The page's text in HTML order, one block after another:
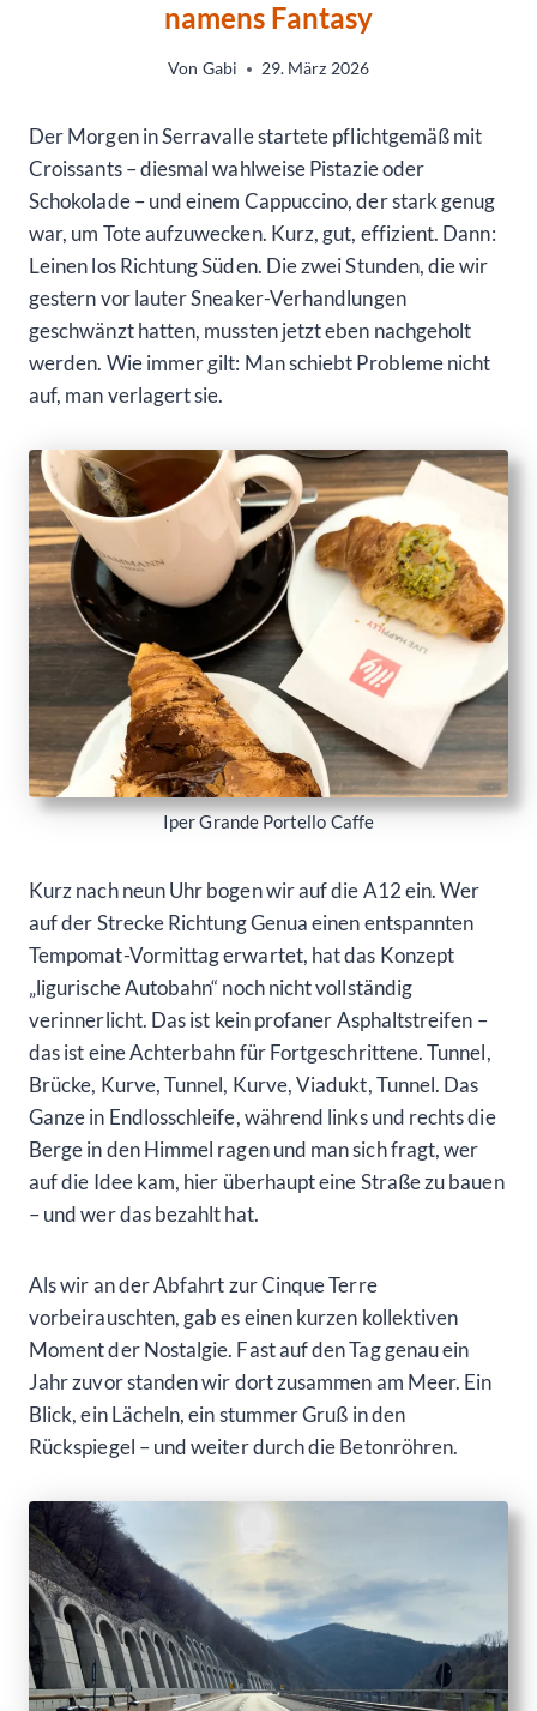
namens Fantasy
Von Gabi 29. März 2026
Der Morgen in Serravalle startete pflichtgemäß mit
Croissants – diesmal wahlweise Pistazie oder
Schokolade – und einem Cappuccino, der stark genug
war, um Tote aufzuwecken. Kurz, gut, effizient. Dann:
Leinen los Richtung Süden. Die zwei Stunden, die wir
gestern vor lauter Sneaker-Verhandlungen
geschwänzt hatten, mussten jetzt eben nachgeholt
werden. Wie immer gilt: Man schiebt Probleme nicht
auf, man verlagert sie.
Iper Grande Portello Caffe
Kurz nach neun Uhr bogen wir auf die A12 ein. Wer
auf der Strecke Richtung Genua einen entspannten
Tempomat-Vormittag erwartet, hat das Konzept
„ligurische Autobahn“ noch nicht vollständig
verinnerlicht. Das ist kein profaner Asphaltstreifen –
das ist eine Achterbahn für Fortgeschrittene. Tunnel,
Brücke, Kurve, Tunnel, Kurve, Viadukt, Tunnel. Das
Ganze in Endlosschleife, während links und rechts die
Berge in den Himmel ragen und man sich fragt, wer
auf die Idee kam, hier überhaupt eine Straße zu bauen
– und wer das bezahlt hat.
Als wir an der Abfahrt zur Cinque Terre
vorbeirauschten, gab es einen kurzen kollektiven
Moment der Nostalgie. Fast auf den Tag genau ein
Jahr zuvor standen wir dort zusammen am Meer. Ein
Blick, ein Lächeln, ein stummer Gruß in den
Rückspiegel – und weiter durch die Betonröhren.